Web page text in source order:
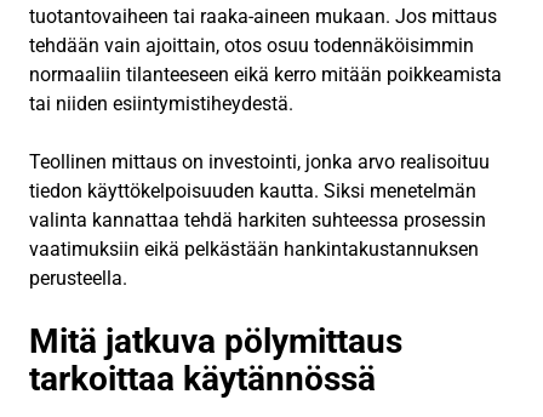
tuotantovaiheen tai raaka-aineen mukaan. Jos mittaus
tehdään vain ajoittain, otos osuu todennäköisimmin
normaaliin tilanteeseen eikä kerro mitään poikkeamista
tai niiden esiintymistiheydestä.
Teollinen mittaus on investointi, jonka arvo realisoituu
tiedon käyttökelpoisuuden kautta. Siksi menetelmän
valinta kannattaa tehdä harkiten suhteessa prosessin
vaatimuksiin eikä pelkästään hankintakustannuksen
perusteella.
Mitä jatkuva pölymittaus
tarkoittaa käytännössä